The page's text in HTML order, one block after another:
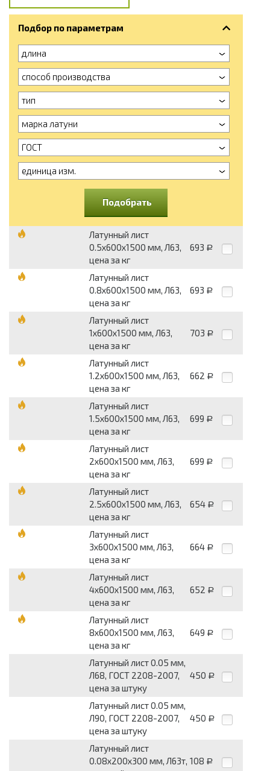
Подбор по параметрам
длина
способ производства
тип
марка латуни
ГОСТ
единица изм.
Подобрать
Латунный лист
0.5х600х1500 мм, Л63,
цена за кг
693 Р
Латунный лист
0.8х600х1500 мм, Л63,
цена за кг
693 Р
Латунный лист
1х600х1500 мм, Л63,
цена за кг
703 Р
Латунный лист
1.2х600х1500 мм, Л63,
цена за кг
662 Р
Латунный лист
1.5х600х1500 мм, Л63,
цена за кг
699 Р
Латунный лист
2х600х1500 мм, Л63,
цена за кг
699 Р
Латунный лист
2.5х600х1500 мм, Л63,
цена за кг
654 Р
Латунный лист
3х600х1500 мм, Л63,
цена за кг
664 Р
Латунный лист
4х600х1500 мм, Л63,
цена за кг
652 Р
Латунный лист
8х600х1500 мм, Л63,
цена за кг
649 Р
Латунный лист 0.05 мм,
Л68, ГОСТ 2208-2007,
цена за штуку
450 Р
Латунный лист 0.05 мм,
Л90, ГОСТ 2208-2007,
цена за штуку
450 Р
Латунный лист
0.08х200х300 мм, Л63т, 108 Р